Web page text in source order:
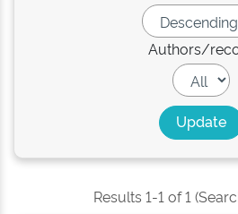
Authors/
Results 1-1 of 1